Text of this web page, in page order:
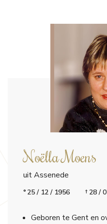
Noëlla Moens
uit Assenede
25 / 12 / 1956 28 /
Geboren te Gent en